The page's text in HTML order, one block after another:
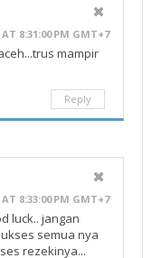
8:31:00 PM GMT+7
mampir
Reply
8:33:00 PM GMT+7
luck.. jangan
semua nya
rezekinya...